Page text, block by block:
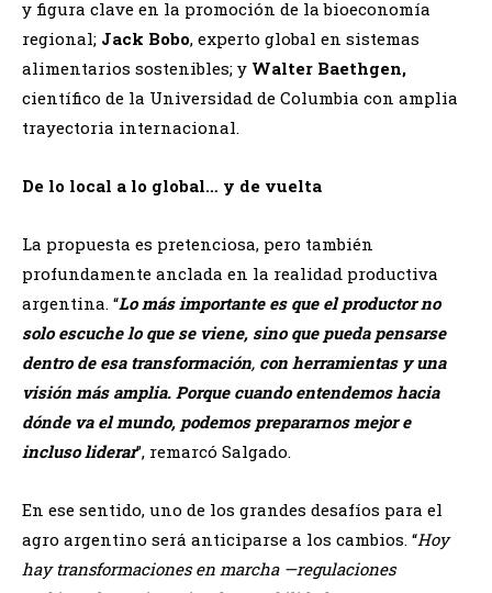
y figura clave en la promoción de la bioeconomía
regional; Jack Bobo, experto global en sistemas
alimentarios sostenibles; y Walter Baethgen,
científico de la Universidad de Columbia con amplia
trayectoria internacional.
De lo local a lo global… y de vuelta
La propuesta es pretenciosa, pero también
profundamente anclada en la realidad productiva
argentina. “Lo más importante es que el productor no
solo escuche lo que se viene, sino que pueda pensarse
dentro de esa transformación, con herramientas y una
visión más amplia. Porque cuando entendemos hacia
dónde va el mundo, podemos prepararnos mejor e
incluso liderar”, remarcó Salgado.
En ese sentido, uno de los grandes desafíos para el
agro argentino será anticiparse a los cambios. “Hoy
hay transformaciones en marcha —regulaciones